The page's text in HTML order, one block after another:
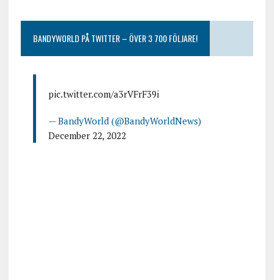
BANDYWORLD PÅ TWITTER – ÖVER 3 700 FÖLJARE!
pic.twitter.com/a3rVFrF39i
— BandyWorld (@BandyWorldNews)
December 22, 2022